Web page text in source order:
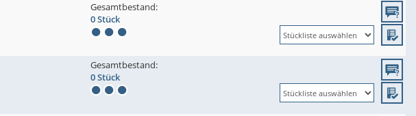
Gesamtbestand:
0 Stück
Gesamtbestand:
0 Stück